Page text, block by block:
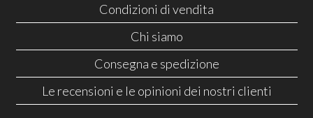
Condizioni di vendita
Chi siamo
Consegna e spedizione
Le recensioni e le opinioni dei nostri clienti